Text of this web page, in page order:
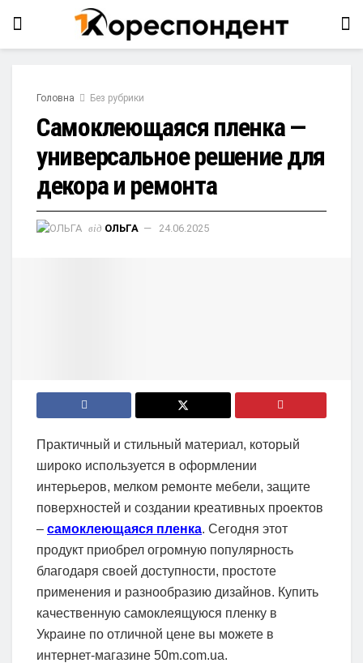
Головна Без рубрики
Самоклеющаяся пленка —
универсальное решение для
декора и ремонта
від ОЛЬГА 24.06.2025
Практичный и стильный материал, который
широко используется в оформлении
интерьеров, мелком ремонте мебели, защите
поверхностей и создании креативных проектов
– самоклеющаяся пленка. Сегодня этот
продукт приобрел огромную популярность
благодаря своей доступности, простоте
применения и разнообразию дизайнов. Купить
качественную самоклеящуюся пленку в
Украине по отличной цене вы можете в
интернет-магазине 50m.com.ua.